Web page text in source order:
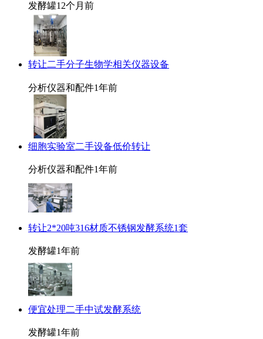
发酵罐12个月前
转让二手分子生物学相关仪器设备
分析仪器和配件1年前
细胞实验室二手设备低价转让
分析仪器和配件1年前
转让2*20吨316材质不锈钢发酵系统1套
发酵罐1年前
便宜处理二手中试发酵系统
发酵罐1年前